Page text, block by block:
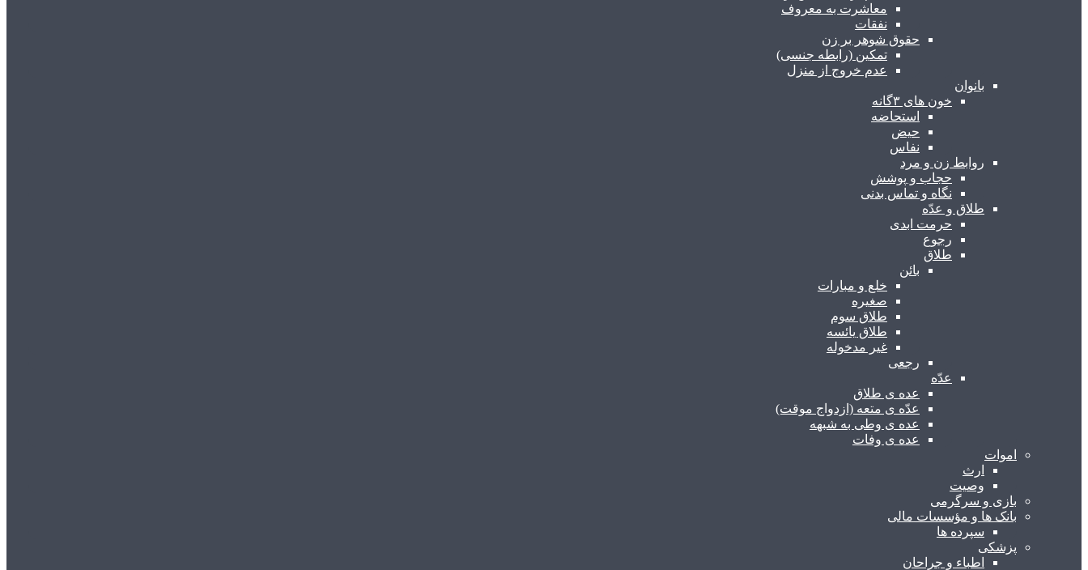
معاشرت به معروف
نفقات
حقوق شوهر بر زن
تمکین (رابطه جنسی)
عدم خروج از منزل
بانوان
خون های ۳گانه
استحاضه
حیض
نفاس
روابط زن و مرد
حجاب و پوشش
نگاه و تماس بدنی
طلاق و عدّه
حرمت ابدی
رجوع
طلاق
بائن
خلع و مبارات
صغیره
طلاق سوم
طلاق یائسه
غیر مدخوله
رجعی
عدّه
عده ی طلاق
عدّه ی متعه (ازدواج موقت)
عده ی وطی به شبهه
عده ی وفات
اموات
ارث
وصیت
بازی و سرگرمی
بانک ها و مؤسسات مالی
سپرده ها
پزشکی
اطباء و جراحان